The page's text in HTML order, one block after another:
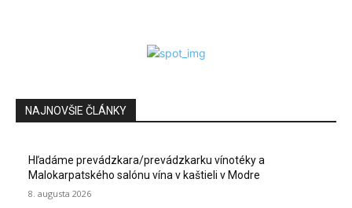
NAJNOVŠIE ČLÁNKY
Hľadáme prevádzkara/prevádzkarku vínotéky a
Malokarpatského salónu vína v kaštieli v Modre
8. augusta 2026